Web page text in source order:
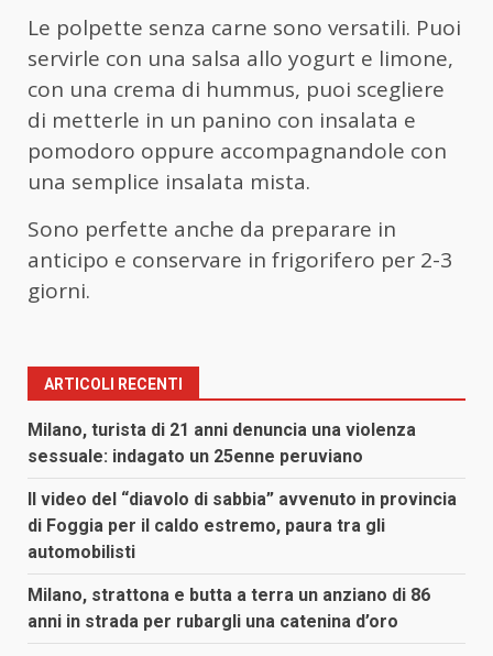
Le polpette senza carne sono versatili. Puoi
servirle con una salsa allo yogurt e limone,
con una crema di hummus, puoi scegliere
di metterle in un panino con insalata e
pomodoro oppure accompagnandole con
una semplice insalata mista.
Sono perfette anche da preparare in
anticipo e conservare in frigorifero per 2-3
giorni.
ARTICOLI RECENTI
Milano, turista di 21 anni denuncia una violenza
sessuale: indagato un 25enne peruviano
Il video del “diavolo di sabbia” avvenuto in provincia
di Foggia per il caldo estremo, paura tra gli
automobilisti
Milano, strattona e butta a terra un anziano di 86
anni in strada per rubargli una catenina d’oro